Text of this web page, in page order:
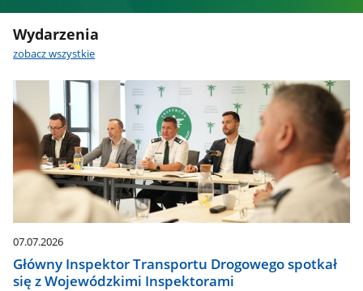
Wydarzenia
zobacz wszystkie
07.07.2026
Główny Inspektor Transportu Drogowego spotkał
się z Wojewódzkimi Inspektorami